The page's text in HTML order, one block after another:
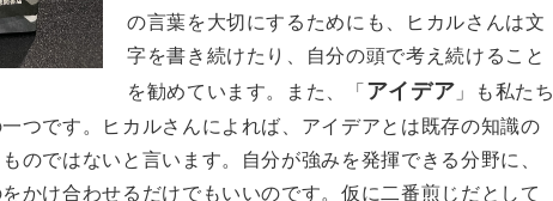
の言葉を大切にするためにも、ヒカルさんは文
字を書き続けたり、自分の頭で考え続けること
を勧めています。また、「 アイデア 」も私たち
つです。ヒカルさんによれば、アイデアとは既存の知識の
のではないと言います。自分が強みを発揮できる分野に、
かけ合わせるだけでもいいのです。仮に二番煎じだとして